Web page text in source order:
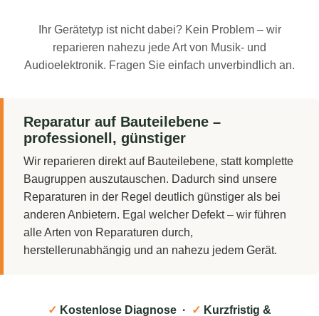
Ihr Gerätetyp ist nicht dabei? Kein Problem – wir
reparieren nahezu jede Art von Musik- und
Audioelektronik. Fragen Sie einfach unverbindlich an.
Reparatur auf Bauteilebene –
professionell, günstiger
Wir reparieren direkt auf Bauteilebene, statt komplette
Baugruppen auszutauschen. Dadurch sind unsere
Reparaturen in der Regel deutlich günstiger als bei
anderen Anbietern. Egal welcher Defekt – wir führen
alle Arten von Reparaturen durch,
herstellerunabhängig und an nahezu jedem Gerät.
✓ Kostenlose Diagnose · ✓ Kurzfristig &